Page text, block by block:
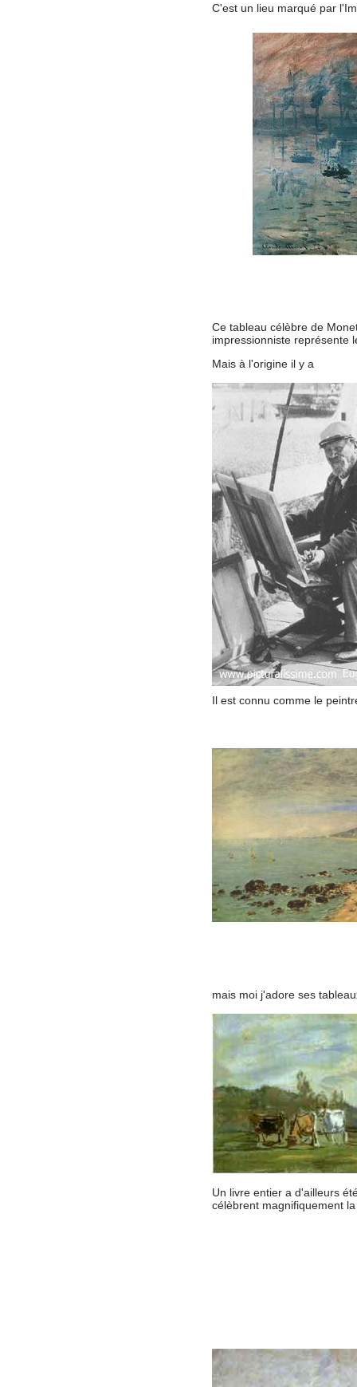
C'est un lieu marqué par
Ce tableau célèbre de
impressionniste représente
Mais à l'origine il y a
Il est connu comme le
mais moi j'adore ses
Un livre entier a d'ailleurs
célèbrent magnifiquement